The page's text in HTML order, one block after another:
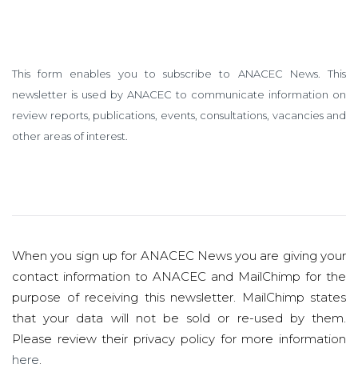
This form enables you to subscribe to ANACEC News. This
newsletter is used by ANACEC to communicate information on
review reports, publications, events, consultations, vacancies and
other areas of interest.
When you sign up for ANACEC News you are giving your
contact information to ANACEC and MailChimp for the
purpose of receiving this newsletter. MailChimp states
that your data will not be sold or re-used by them.
Please review their privacy policy for more information
here.